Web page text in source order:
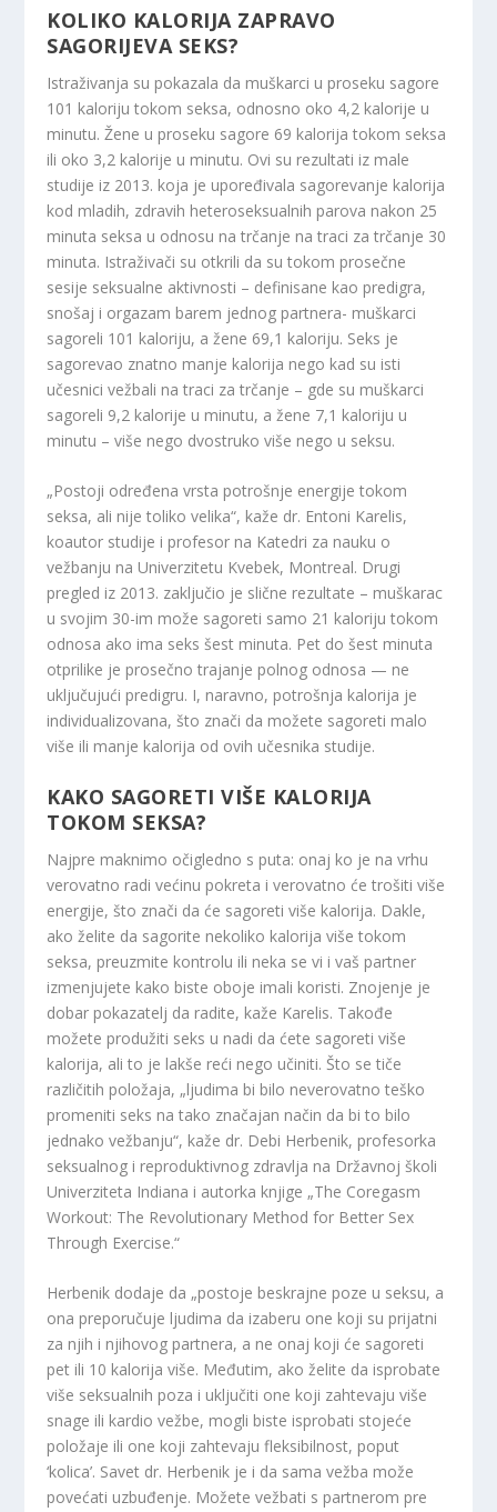
KOLIKO KALORIJA ZAPRAVO
SAGORIJEVA SEKS?
Istraživanja su pokazala da muškarci u proseku sagore
101 kaloriju tokom seksa, odnosno oko 4,2 kalorije u
minutu. Žene u proseku sagore 69 kalorija tokom seksa
ili oko 3,2 kalorije u minutu. Ovi su rezultati iz male
studije iz 2013. koja je upoređivala sagorevanje kalorija
kod mladih, zdravih heteroseksualnih parova nakon 25
minuta seksa u odnosu na trčanje na traci za trčanje 30
minuta. Istraživači su otkrili da su tokom prosečne
sesije seksualne aktivnosti – definisane kao predigra,
snošaj i orgazam barem jednog partnera- muškarci
sagoreli 101 kaloriju, a žene 69,1 kaloriju. Seks je
sagorevao znatno manje kalorija nego kad su isti
učesnici vežbali na traci za trčanje – gde su muškarci
sagoreli 9,2 kalorije u minutu, a žene 7,1 kaloriju u
minutu – više nego dvostruko više nego u seksu.
„Postoji određena vrsta potrošnje energije tokom
seksa, ali nije toliko velika“, kaže dr. Entoni Karelis,
koautor studije i profesor na Katedri za nauku o
vežbanju na Univerzitetu Kvebek, Montreal. Drugi
pregled iz 2013. zaključio je slične rezultate – muškarac
u svojim 30-im može sagoreti samo 21 kaloriju tokom
odnosa ako ima seks šest minuta. Pet do šest minuta
otprilike je prosečno trajanje polnog odnosa — ne
uključujući predigru. I, naravno, potrošnja kalorija je
individualizovana, što znači da možete sagoreti malo
više ili manje kalorija od ovih učesnika studije.
KAKO SAGORETI VIŠE KALORIJA
TOKOM SEKSA?
Najpre maknimo očigledno s puta: onaj ko je na vrhu
verovatno radi većinu pokreta i verovatno će trošiti više
energije, što znači da će sagoreti više kalorija. Dakle,
ako želite da sagorite nekoliko kalorija više tokom
seksa, preuzmite kontrolu ili neka se vi i vaš partner
izmenjujete kako biste oboje imali koristi. Znojenje je
dobar pokazatelj da radite, kaže Karelis. Takođe
možete produžiti seks u nadi da ćete sagoreti više
kalorija, ali to je lakše reći nego učiniti. Što se tiče
različitih položaja, „ljudima bi bilo neverovatno teško
promeniti seks na tako značajan način da bi to bilo
jednako vežbanju“, kaže dr. Debi Herbenik, profesorka
seksualnog i reproduktivnog zdravlja na Državnoj školi
Univerziteta Indiana i autorka knjige „The Coregasm
Workout: The Revolutionary Method for Better Sex
Through Exercise.“
Herbenik dodaje da „postoje beskrajne poze u seksu, a
ona preporučuje ljudima da izaberu one koji su prijatni
za njih i njihovog partnera, a ne onaj koji će sagoreti
pet ili 10 kalorija više. Međutim, ako želite da isprobate
više seksualnih poza i uključiti one koji zahtevaju više
snage ili kardio vežbe, mogli biste isprobati stojeće
položaje ili one koji zahtevaju fleksibilnost, poput
‘kolica’. Savet dr. Herbenik je i da sama vežba može
povećati uzbuđenje. Možete vežbati s partnerom pre